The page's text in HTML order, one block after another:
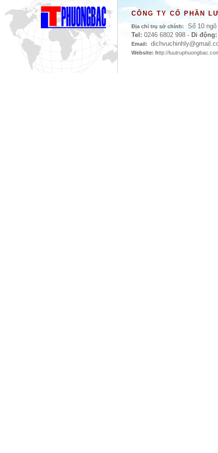
CÔNG TY CỔ PHẦN
Địa chỉ trụ sở chính:
Số 10
Tel: 0246 6802 998 - Di động:
Email: dichvuchinhly
Website: http://